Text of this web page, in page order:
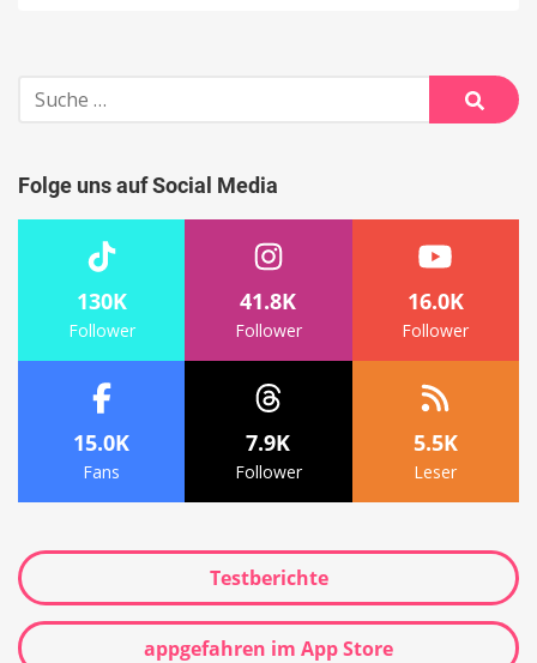
Suche
nach:
Suche
Folge uns auf Social Media
130K
Follower
41.8K
Follower
16.0K
Follower
15.0K
Fans
7.9K
Follower
5.5K
Leser
Testberichte
appgefahren im App Store